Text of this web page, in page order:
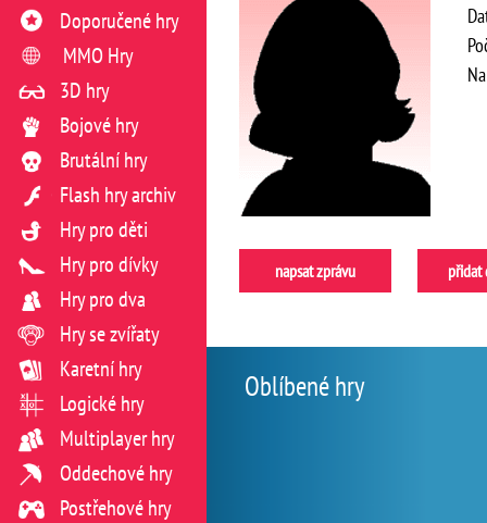
napsat zprávu přidat
Oblíbené hry
Doporučené hry
MMO Hry
3D hry
Bojové hry
Brutální hry
Flash hry archiv
Hry pro děti
Hry pro dívky
Hry pro dva
Hry se zvířaty
Karetní hry
Logické hry
Multiplayer hry
Oddechové hry
Postřehové hry